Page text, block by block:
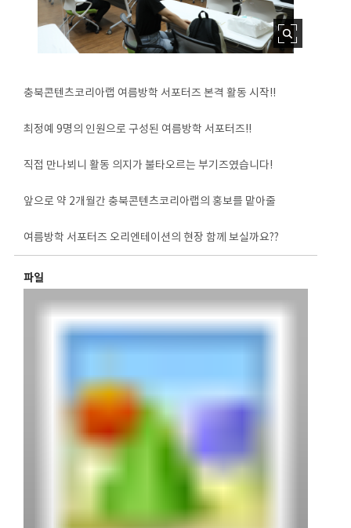
충북콘텐츠코리아랩 여름방학 서포터즈 본격 활동 시작!!
최정예 9명의 인원으로 구성된 여름방학 서포터즈!!
직접 만나뵈니 활동 의지가 불타오르는 부기즈였습니다!
앞으로 약 2개월간 충북콘텐츠코리아랩의 홍보를 맡아줄
여름방학 서포터즈 오리엔테이션의 현장 함께 보실까요??
파일